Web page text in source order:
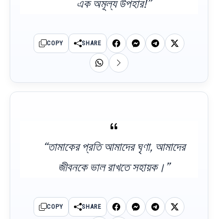
এক অমূল্য উপহার!”
COPY SHARE
“তামাকের প্রতি আমাদের ঘৃণা, আমাদের
জীবনকে ভাল রাখতে সহায়ক।”
COPY SHARE